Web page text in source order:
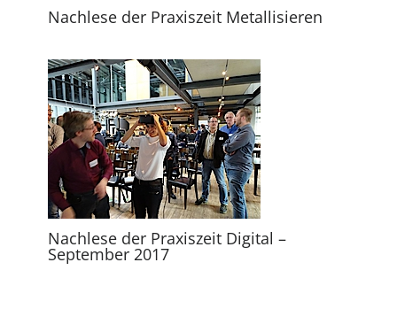
Nachlese der Praxiszeit Metallisieren
Nachlese der Praxiszeit Digital –
September 2017